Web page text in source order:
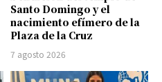
Santo Domingo y el
nacimiento efímero de la
Plaza de la Cruz
7 agosto 2026